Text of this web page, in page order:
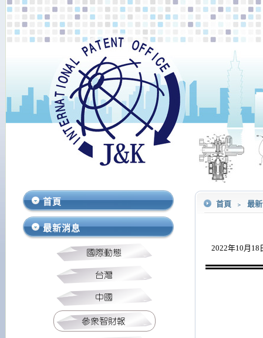
首頁 ﹥ 最
2022年10月18
首頁
最新消息